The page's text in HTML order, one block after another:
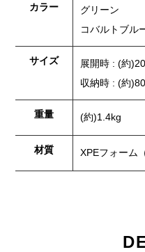
カラー
グリーン
コバルトブル
サイズ
展開時 : (約
収納時 : (約
重量 (約)1.4kg
材質 XPEフォーム